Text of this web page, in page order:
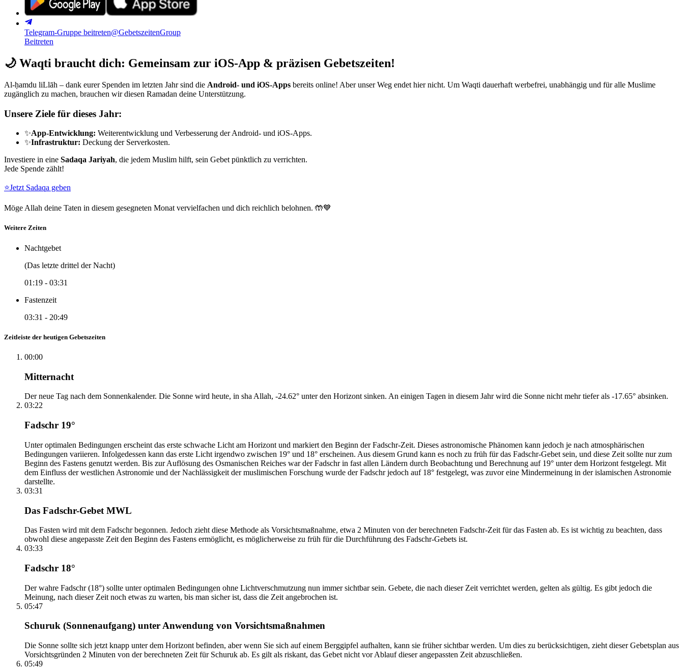
Telegram-Gruppe beitreten@GebetszeitenGroup
Beitreten
🌙 Waqti braucht dich: Gemeinsam zur iOS-App & präzisen Gebetszeiten!
Al-ḥamdu liLlāh – dank eurer Spenden im letzten Jahr sind die Android- und iOS-Apps bereits online! Aber unser Weg endet hier nicht. Um Waqti dauerhaft werbefrei, unabhängig und für alle Muslime
zugänglich zu machen, brauchen wir diesen Ramadan deine Unterstützung.
Unsere Ziele für dieses Jahr:
✨App-Entwicklung: Weiterentwicklung und Verbesserung der Android- und iOS-Apps.
✨Infrastruktur: Deckung der Serverkosten.
Investiere in eine Sadaqa Jariyah, die jedem Muslim hilft, sein Gebet pünktlich zu verrichten.
Jede Spende zählt!
⭐Jetzt Sadaqa geben
Möge Allah deine Taten in diesem gesegneten Monat vervielfachen und dich reichlich belohnen. 🤲💙
Weitere Zeiten
Nachtgebet
(Das letzte drittel der Nacht)
01:19 - 03:31
Fastenzeit
03:31 - 20:49
Zeitleiste der heutigen Gebetszeiten
00:00
Mitternacht
Der neue Tag nach dem Sonnenkalender. Die Sonne wird heute, in sha Allah, -24.62° unter den Horizont sinken. An einigen Tagen in diesem Jahr wird die Sonne nicht mehr tiefer als -17.65° absinken.
03:22
Fadschr 19°
Unter optimalen Bedingungen erscheint das erste schwache Licht am Horizont und markiert den Beginn der Fadschr-Zeit. Dieses astronomische Phänomen kann jedoch je nach atmosphärischen
Bedingungen variieren. Infolgedessen kann das erste Licht irgendwo zwischen 19° und 18° erscheinen. Aus diesem Grund kann es noch zu früh für das Fadschr-Gebet sein, und diese Zeit sollte nur zum
Beginn des Fastens genutzt werden. Bis zur Auflösung des Osmanischen Reiches war der Fadschr in fast allen Ländern durch Beobachtung und Berechnung auf 19° unter dem Horizont festgelegt. Mit
dem Einfluss der westlichen Astronomie und der Nachlässigkeit der muslimischen Forschung wurde der Fadschr jedoch auf 18° festgelegt, was zuvor eine Mindermeinung in der islamischen Astronomie
darstellte.
03:31
Das Fadschr-Gebet MWL
Das Fasten wird mit dem Fadschr begonnen. Jedoch zieht diese Methode als Vorsichtsmaßnahme, etwa 2 Minuten von der berechneten Fadschr-Zeit für das Fasten ab. Es ist wichtig zu beachten, dass
obwohl diese angepasste Zeit den Beginn des Fastens ermöglicht, es möglicherweise zu früh für die Durchführung des Fadschr-Gebets ist.
03:33
Fadschr 18°
Der wahre Fadschr (18°) sollte unter optimalen Bedingungen ohne Lichtverschmutzung nun immer sichtbar sein. Gebete, die nach dieser Zeit verrichtet werden, gelten als gültig. Es gibt jedoch die
Meinung, nach dieser Zeit noch etwas zu warten, bis man sicher ist, dass die Zeit angebrochen ist.
05:47
Schuruk (Sonnenaufgang) unter Anwendung von Vorsichtsmaßnahmen
Die Sonne sollte sich jetzt knapp unter dem Horizont befinden, aber wenn Sie sich auf einem Berggipfel aufhalten, kann sie früher sichtbar werden. Um dies zu berücksichtigen, zieht dieser Gebetsplan aus
Vorsichtsgründen 2 Minuten von der berechneten Zeit für Schuruk ab. Es gilt als riskant, das Gebet nicht vor Ablauf dieser angepassten Zeit abzuschließen.
05:49